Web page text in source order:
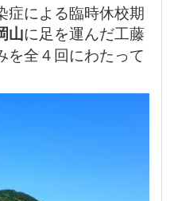
症による臨時休校期
山に足を運んだ工藤
を全４回にわたって